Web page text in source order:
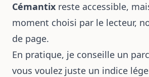
Cémantix reste accessible,
moment choisi par le lecteur,
de page.
En pratique, je conseille un
vous voulez juste un indice